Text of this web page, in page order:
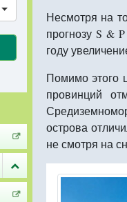
Несмотря на
прогнозу S &
году
Помимо этого
провинций
острова
не смотря на